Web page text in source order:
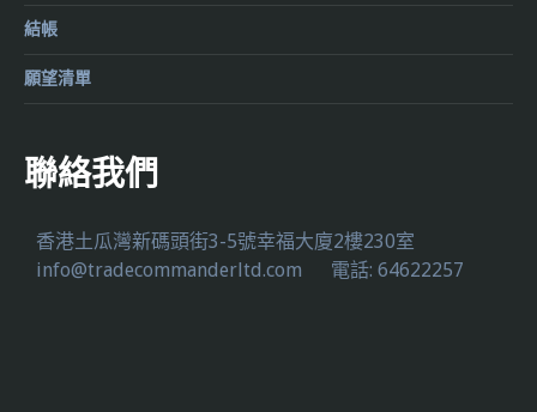
結帳
願望清單
聯絡我們
香港土瓜灣新碼頭街3-5號幸福大廈2樓230室
info@tradecommanderltd.com
電話: 64622257